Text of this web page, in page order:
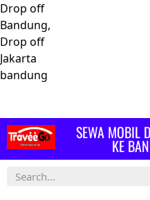
Drop off
Bandung,
Drop off
Jakarta
bandung
SEWA MOBIL
KE